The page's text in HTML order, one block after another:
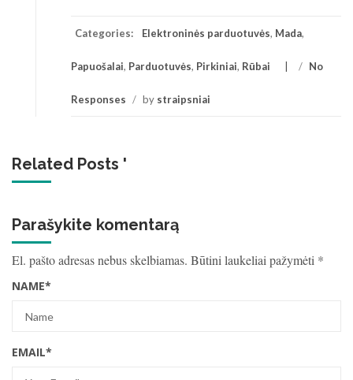
Categories: Elektroninės parduotuvės, Mada,
Papuošalai, Parduotuvės, Pirkiniai, Rūbai / No
Responses / by straipsniai
Related Posts '
Parašykite komentarą
El. pašto adresas nebus skelbiamas. Būtini laukeliai pažymėti *
NAME*
EMAIL*